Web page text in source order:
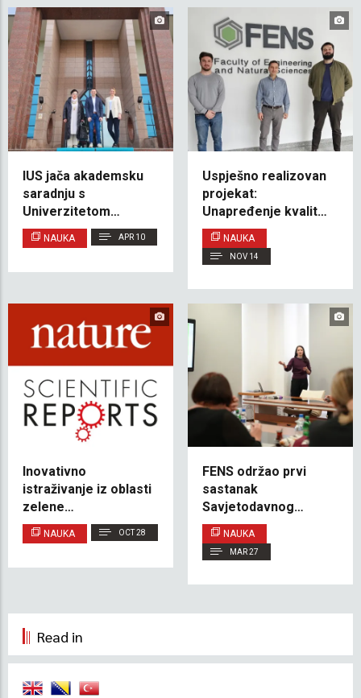
odbora
IUS jača akademsku
saradnju s
Univerzitetom
Balıkesir kroz posjete
dva člana nastavnog
NAUKA APR 10
Uspješno realizovan
projekat:
Unapređenje kvaliteta
zraka u učionicama
putem mjerenja i CFD
simulacija
NAUKA
NOV 14
Inovativno
istraživanje iz oblasti
zelene
nanotehnologije
istraživača IUS-a
Nature
NAUKA OCT 28
FENS održao prvi
sastanak
Savjetodavnog
odbora
NAUKA
MAR 27
Read in